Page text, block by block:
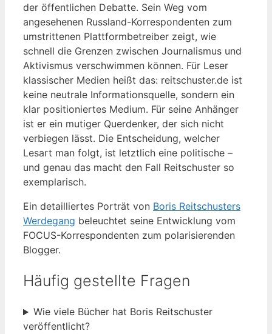
der öffentlichen Debatte. Sein Weg vom
angesehenen Russland-Korrespondenten zum
umstrittenen Plattformbetreiber zeigt, wie
schnell die Grenzen zwischen Journalismus und
Aktivismus verschwimmen können. Für Leser
klassischer Medien heißt das: reitschuster.de ist
keine neutrale Informationsquelle, sondern ein
klar positioniertes Medium. Für seine Anhänger
ist er ein mutiger Querdenker, der sich nicht
verbiegen lässt. Die Entscheidung, welcher
Lesart man folgt, ist letztlich eine politische –
und genau das macht den Fall Reitschuster so
exemplarisch.
Ein detailliertes Porträt von Boris Reitschusters
Werdegang beleuchtet seine Entwicklung vom
FOCUS-Korrespondenten zum polarisierenden
Blogger.
Häufig gestellte Fragen
Wie viele Bücher hat Boris Reitschuster
veröffentlicht?